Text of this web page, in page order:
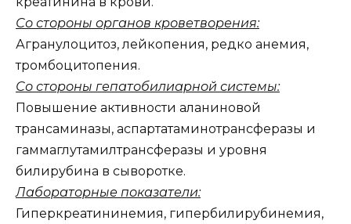
Со стороны органов кроветворения:
Агранулоцитоз, лейкопения, редко анемия,
тромбоцитопения.
Со стороны гепатобилиарной системы:
Повышение активности аланиновой
трансаминазы, аспартатаминотрансферазы и
гаммаглутамилтрансферазы и уровня
билирубина в сыворотке.
Лабораторные показатели:
Гиперкреатининемия, гипербилирубинемия,